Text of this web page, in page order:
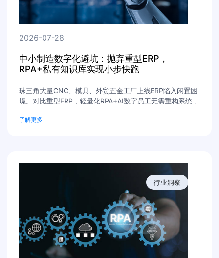
2026-07-28
中小制造数字化避坑：抛弃重型ERP，
RPA+私有知识库实现小步快跑
珠三角大量CNC、模具、外贸五金工厂上线ERP陷入闲置困
境。对比重型ERP，轻量化RPA+AI数字员工无需重构系统，
艺文件，规避泄密风险，适合预算有限的中小加工厂。
了解更多
行业洞察